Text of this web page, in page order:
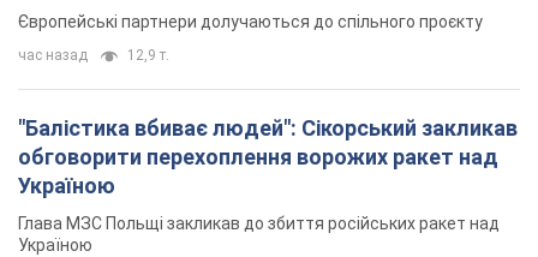
Європейські партнери долучаються до спільного проєкту
час назад 12,9 т.
"Балістика вбиває людей": Сікорський закликав
обговорити перехоплення ворожих ракет над
Україною
Глава МЗС Польщі закликав до збиття російських ракет над
Україною